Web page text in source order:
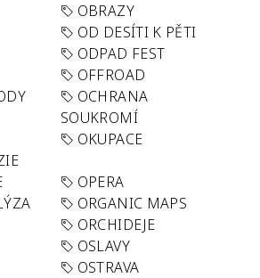
OBRAZY
OD DESÍTI K PĚTI
ODPAD FEST
OFFROAD
OCHRANA
SOUKROMÍ
OKUPACE
OPERA
ORGANIC MAPS
ORCHIDEJE
OSLAVY
OSTRAVA